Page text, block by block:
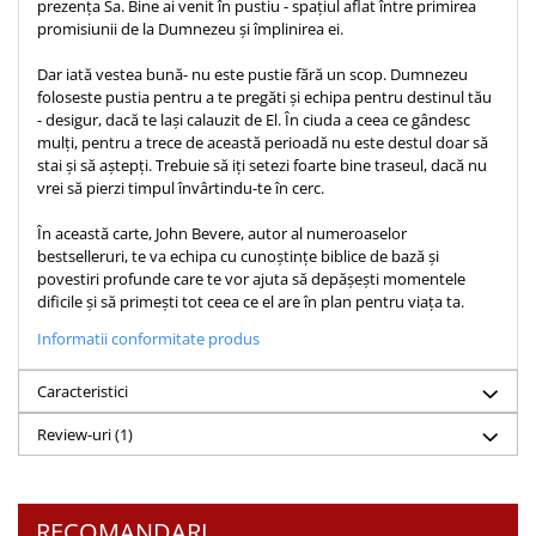
Teologie
A doua venire
Apologetica
Dogmatica
Istoria Bisericii
Misiune
Viata crestina
Contemporaneitate
Devotional
Lupta Spirituala
Schimbarea caracterului
Slujire
Suferinta
Viata de zi cu zi
prezența Sa. Bine ai venit în pustiu - spațiul aflat între primirea
promisiunii de la Dumnezeu și împlinirea ei.
Dar iată vestea bună- nu este pustie fără un scop. Dumnezeu
foloseste pustia pentru a te pregăti și echipa pentru destinul tău
- desigur, dacă te lași calauzit de El. În ciuda a ceea ce gândesc
mulți, pentru a trece de această perioadă nu este destul doar să
stai și să aștepți. Trebuie să iți setezi foarte bine traseul, dacă nu
vrei să pierzi timpul învârtindu-te în cerc.
În această carte, John Bevere, autor al numeroaselor
bestselleruri, te va echipa cu cunoștințe biblice de bază și
povestiri profunde care te vor ajuta să depășești momentele
dificile și să primești tot ceea ce el are în plan pentru viața ta.
Informatii conformitate produs
Caracteristici
Review-uri(1)